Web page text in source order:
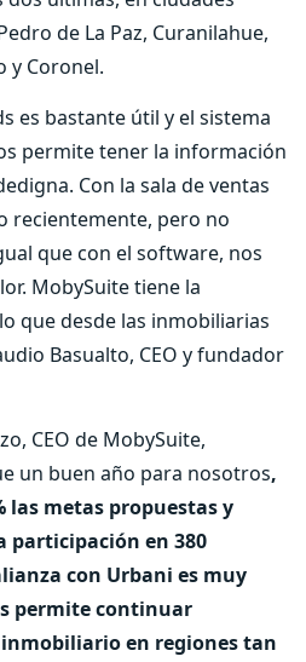
de La Paz, Curanilahue,
y Coronel.
es bastante útil y el sistema
permite tener la información
Con la sala de ventas
recientemente, pero no
que con el software, nos
MobySuite tiene la
que desde las inmobiliarias
Basualto, CEO y fundador
CEO de MobySuite,
un buen año para nosotros,
las metas propuestas y
participación en 380
con Urbani es muy
permite continuar
en regiones tan